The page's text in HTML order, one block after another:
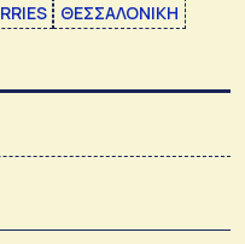
ΘΕΣΣΑΛΟΝΙΚΗ